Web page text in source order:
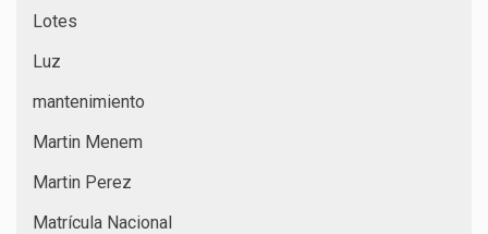
Lotes
Luz
mantenimiento
Martin Menem
Martin Perez
Matrícula Nacional